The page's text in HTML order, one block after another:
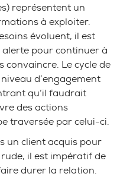
représentent un
à exploiter.
évoluent, il est
alerte pour continuer à
Le cycle de
d’engagement
qu’il faudrait
des actions
traversée par celui-ci.
un client acquis pour
il est impératif de
durer la relation.